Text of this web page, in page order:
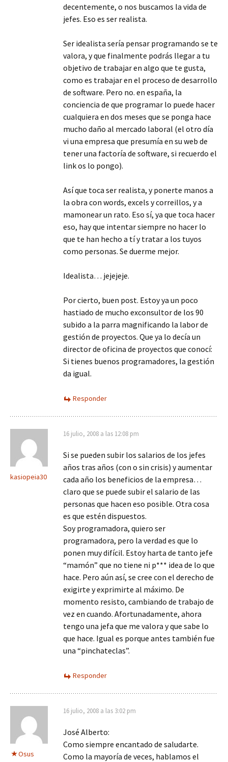
decentemente, o nos buscamos la vida de
jefes. Eso es ser realista.
Ser idealista sería pensar programando se te
valora, y que finalmente podrás llegar a tu
objetivo de trabajar en algo que te gusta,
como es trabajar en el proceso de desarrollo
de software. Pero no. en españa, la
conciencia de que programar lo puede hacer
cualquiera en dos meses que se ponga hace
mucho daño al mercado laboral (el otro día
vi una empresa que presumía en su web de
tener una factoría de software, si recuerdo el
link os lo pongo).
Así que toca ser realista, y ponerte manos a
la obra con words, excels y correillos, y a
mamonear un rato. Eso sí, ya que toca hacer
eso, hay que intentar siempre no hacer lo
que te han hecho a tí y tratar a los tuyos
como personas. Se duerme mejor.
Idealista… jejejeje.
Por cierto, buen post. Estoy ya un poco
hastiado de mucho exconsultor de los 90
subido a la parra magnificando la labor de
gestión de proyectos. Que ya lo decía un
director de oficina de proyectos que conocí:
Si tienes buenos programadores, la gestión
da igual.
Responder
kasiopeia30
16 julio, 2008 a las 12:08 pm
Si se pueden subir los salarios de los jefes
años tras años (con o sin crisis) y aumentar
cada año los beneficios de la empresa…
claro que se puede subir el salario de las
personas que hacen eso posible. Otra cosa
es que estén dispuestos.
Soy programadora, quiero ser
programadora, pero la verdad es que lo
ponen muy difícil. Estoy harta de tanto jefe
“mamón” que no tiene ni p*** idea de lo que
hace. Pero aún así, se cree con el derecho de
exigirte y exprimirte al máximo. De
momento resisto, cambiando de trabajo de
vez en cuando. Afortunadamente, ahora
tengo una jefa que me valora y que sabe lo
que hace. Igual es porque antes también fue
una “pinchateclas”.
Responder
Osus
16 julio, 2008 a las 3:02 pm
José Alberto:
Como siempre encantado de saludarte.
Como la mayoría de veces, hablamos el